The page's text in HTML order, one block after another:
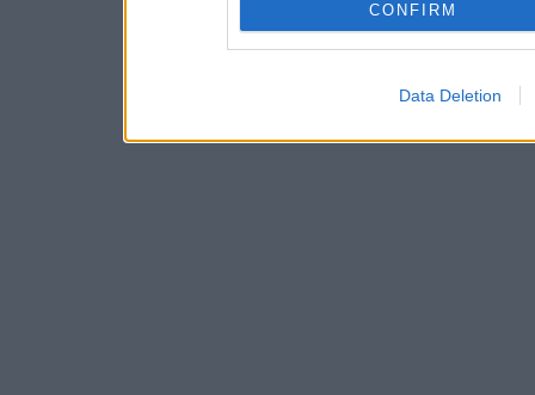
CONFIRM
Data Deletion